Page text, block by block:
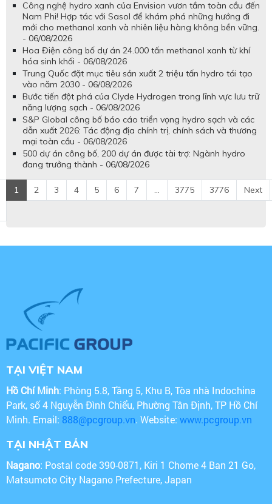
Công nghệ hydro xanh của Envision vươn tầm toàn cầu đến
Nam Phi! Hợp tác với Sasol để khám phá những hướng đi
mới cho methanol xanh và nhiên liệu hàng không bền vững.
- 06/08/2026
Hoa Điện công bố dự án 24.000 tấn methanol xanh từ khí
hóa sinh khối - 06/08/2026
Trung Quốc đặt mục tiêu sản xuất 2 triệu tấn hydro tái tạo
vào năm 2030 - 06/08/2026
Bước tiến đột phá của Clyde Hydrogen trong lĩnh vực lưu trữ
năng lượng sạch - 06/08/2026
S&P Global công bố báo cáo triển vọng hydro sạch và các
dẫn xuất 2026: Tác động địa chính trị, chính sách và thương
mại toàn cầu - 06/08/2026
500 dự án công bố, 200 dự án được tài trợ: Ngành hydro
đang trưởng thành - 06/08/2026
1 2 3 4 5 6 7 ... 3775 3776 Next
TẠI VIỆT NAM
Hồ Chí Minh: Phòng 5.8, Tầng 5, Khu B, Tòa nhà Indochina
Park, số 4 Nguyễn Đình Chiểu, Phường Tân Định, TP Hồ Chí
Minh. Email: 888@pcgroup.vn. Website: www.pcgroup.vn
TẠI NHẬT BẢN
Nagano: Postal code 390-0871, Kiri 1 Chome 4 Ban 21 Go,
Matsumoto City Nagano Prefecture, Japan